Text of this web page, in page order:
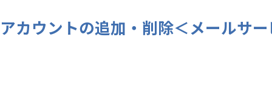
■ 解約
アカウントの追加・削除＜メールサ